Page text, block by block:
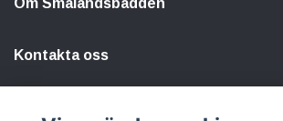
Om Smålandsbädden
Kontakta oss